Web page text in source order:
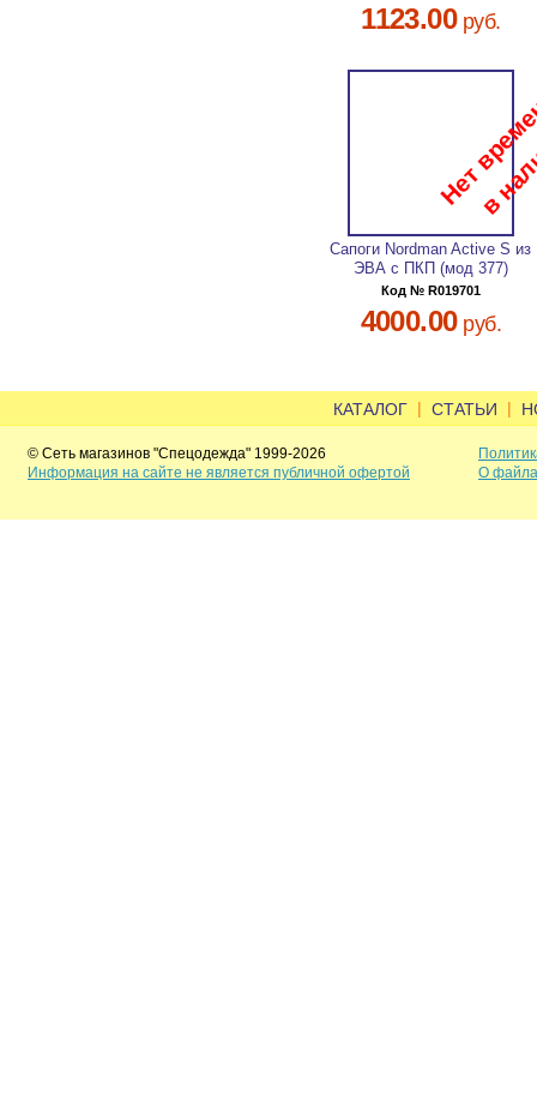
1123.00руб.
Сапоги Nordman Active S из
ЭВА с ПКП (мод 377)
Код № R019701
4000.00руб.
КАТАЛОГ | СТАТЬИ |
© Сеть магазинов "Спецодежда" 1999-2026
Информация на сайте не является публичной офертой
О